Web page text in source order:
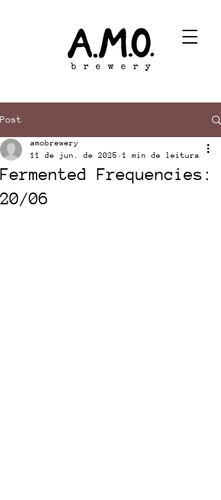
Post
Fermented Frequencies:
20/06
amobrewery
11 de jun. de 2025
1 min de leitura